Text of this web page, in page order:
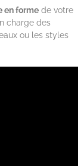
en forme de votre
charge des
ou les styles